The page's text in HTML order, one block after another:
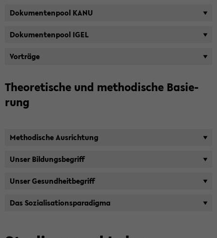
Do­ku­men­ten­pool KANU
Do­ku­men­ten­pool IGEL
Vor­trä­ge
Theo­re­ti­sche und me­tho­di­sche Ba­sie­
rung
Me­tho­di­sche Aus­rich­tung
Unser Bil­dungs­be­griff
Unser Ge­sund­heit­be­griff
Das So­zia­li­sa­ti­ons­pa­ra­dig­ma